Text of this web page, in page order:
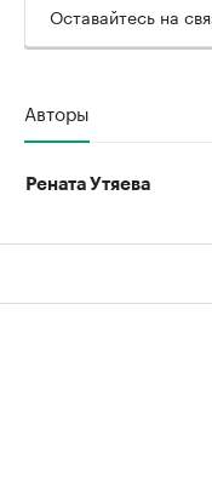
Оставайтесь на
Авторы
Рената Утяева